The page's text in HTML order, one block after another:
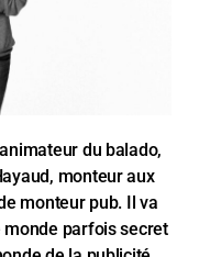
du balado,
monteur aux
monteur pub. Il va
monde parfois secret